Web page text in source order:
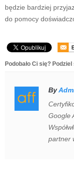
będzie bardziej
do pomocy
Podobało Ci się? Podziel
By
Google
partner